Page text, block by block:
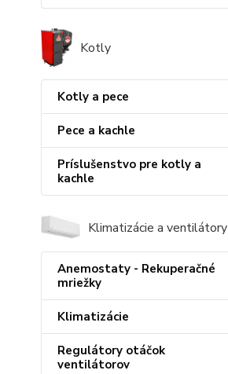
Kotly
Kotly a pece
Pece a kachle
Príslušenstvo pre kotly a
kachle
Klimatizácie a ventilátory
Anemostaty - Rekuperačné
mriežky
Klimatizácie
Regulátory otáčok
ventilátorov